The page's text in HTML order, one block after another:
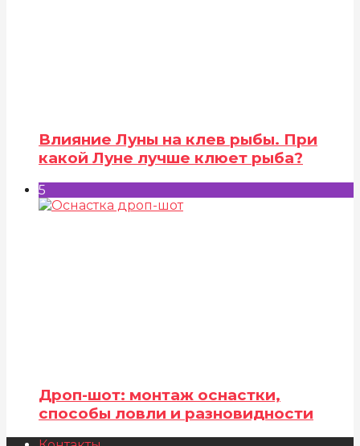
Влияние Луны на клев рыбы. При
какой Луне лучше клюет рыба?
5
Дроп-шот: монтаж оснастки,
способы ловли и разновидности